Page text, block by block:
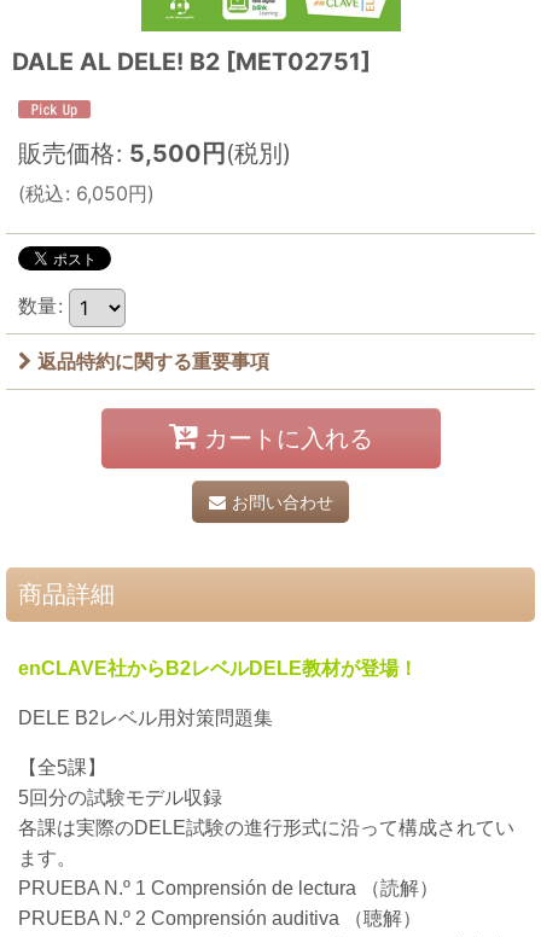
DALE AL DELE! B2 [MET02751]
販売価格: 5,500 円 (税別)
(税込: 6,050円)
数量:
返品特約に関する重要事項
カートに入れる
お問い合わせ
商品詳細
enCLAVE社からB2レベルDELE教材が登場！
DELE B2レベル用対策問題集
【全5課】
5回分の試験モデル収録
各課は実際のDELE試験の進行形式に沿って構成されてい
ます。
PRUEBA N.º 1 Comprensión de lectura （読解）
PRUEBA N.º 2 Comprensión auditiva （聴解）